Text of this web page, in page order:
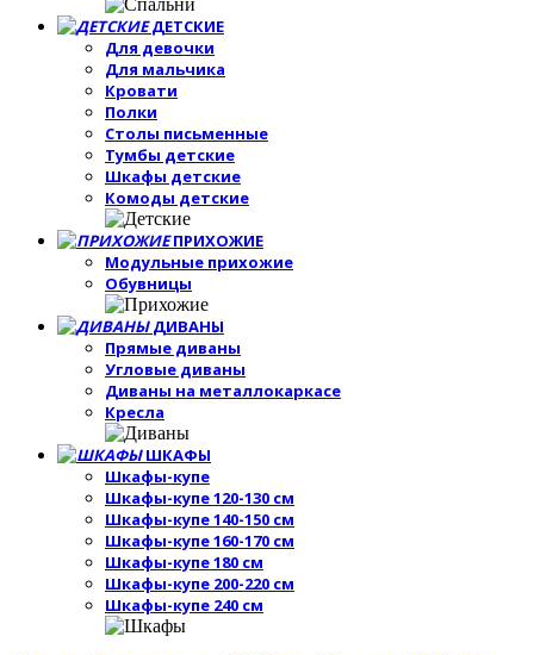
ДЕТСКИЕ
Для девочки
Для мальчика
Кровати
Полки
Столы письменные
Тумбы детские
Шкафы детские
Комоды детские
ПРИХОЖИЕ
Модульные прихожие
Обувницы
ДИВАНЫ
Прямые диваны
Угловые диваны
Диваны на металлокаркасе
Кресла
ШКАФЫ
Шкафы-купе
Шкафы-купе 120-130 см
Шкафы-купе 140-150 см
Шкафы-купе 160-170 см
Шкафы-купе 180 см
Шкафы-купе 200-220 см
Шкафы-купе 240 см